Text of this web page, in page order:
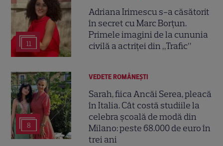
11
Adriana Irimescu s-a căsătorit
în secret cu Marc Borțun.
Primele imagini de la cununia
civilă a actriței din „Trafic”
8
VEDETE ROMÂNEŞTI
Sarah, fiica Ancăi Serea, pleacă
în Italia. Cât costă studiile la
celebra școală de modă din
Milano: peste 68.000 de euro în
trei ani